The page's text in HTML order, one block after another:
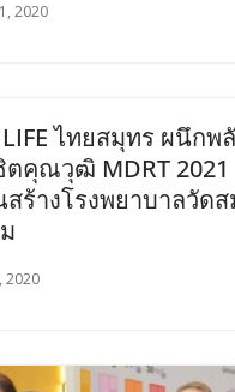
2020
LIFE ไทยสมุทร ผนึก
คุณวุฒิ MDRT 2021
ร้างโรงพยาบาลวัด
2020